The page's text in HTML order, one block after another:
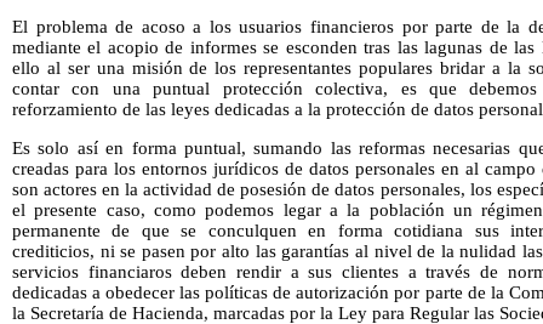
El problema de acoso a los usuarios financieros por parte de la
mediante el acopio de informes se esconden tras las lagunas de
ello al ser una misión de los representantes populares bridar a la
contar con una puntual protección colectiva, es que
reforzamiento de las leyes dedicadas a la protección de datos
Es solo así en forma puntual, sumando las reformas necesarias
creadas para los entornos jurídicos de datos personales en al
son actores en la actividad de posesión de datos personales, los
el presente caso, como podemos legar a la población un
permanente de que se conculquen en forma cotidiana sus
crediticios, ni se pasen por alto las garantías al nivel de la nulidad
servicios financiaros deben rendir a sus clientes a través de
dedicadas a obedecer las políticas de autorización por parte de la
la Secretaría de Hacienda, marcadas por la Ley para Regular las